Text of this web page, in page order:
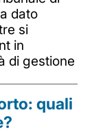
dato
si
in
di gestione
quali